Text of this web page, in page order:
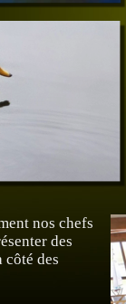
nos chefs
des
côté des